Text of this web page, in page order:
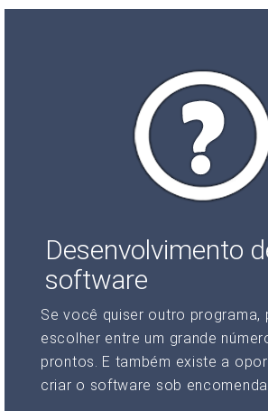
Desenvolvimento
software
Se você quiser outro programa,
escolher entre um grande
prontos. E também existe a
criar o software sob